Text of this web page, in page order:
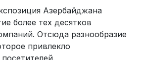
Азербайджана
более тех десятков
Отсюда разнообразие
привлекло